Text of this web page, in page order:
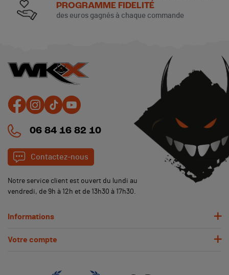
PROGRAMME FIDELITÉ
des euros gagnés à chaque commande
06 84 16 82 10
Contactez-nous
Notre service client est ouvert du lundi au
vendredi, de 9h à 12h et de 13h30 à 17h30.
Informations
Votre compte